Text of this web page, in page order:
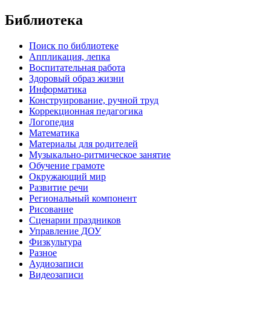
Библиотека
Поиск по библиотеке
Аппликация, лепка
Воспитательная работа
Здоровый образ жизни
Информатика
Конструирование, ручной труд
Коррекционная педагогика
Логопедия
Математика
Материалы для родителей
Музыкально-ритмическое занятие
Обучение грамоте
Окружающий мир
Развитие речи
Региональный компонент
Рисование
Сценарии праздников
Управление ДОУ
Физкультура
Разное
Аудиозаписи
Видеозаписи